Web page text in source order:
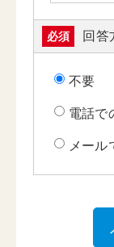
必須 回答
不要
電話で
メール